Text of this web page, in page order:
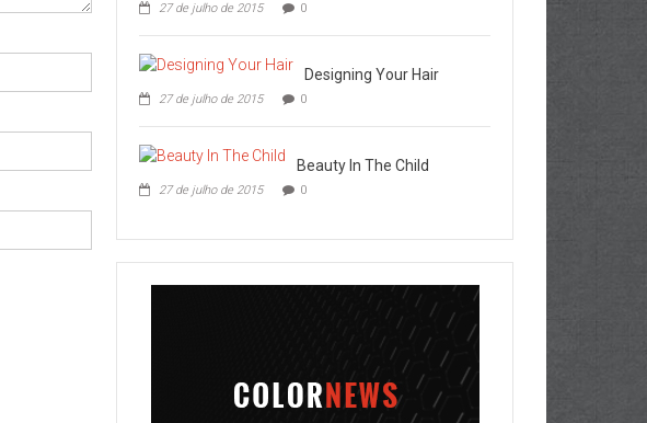
27 de julho de 2015 0
Designing Your Hair
27 de julho de 2015 0
Beauty In The Child
27 de julho de 2015 0